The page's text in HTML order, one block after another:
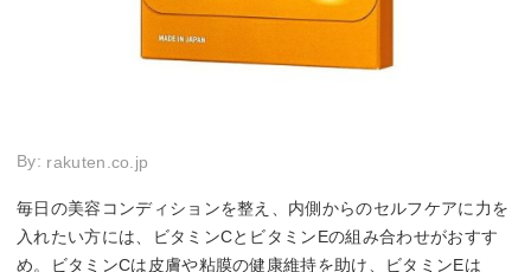
By: rakuten.co.jp
毎日の美容コンディションを整え、内側からのセルフケアに力を
入れたい方には、ビタミンCとビタミンEの組み合わせがおすす
め。ビタミンCは皮膚や粘膜の健康維持を助け、ビタミンEは